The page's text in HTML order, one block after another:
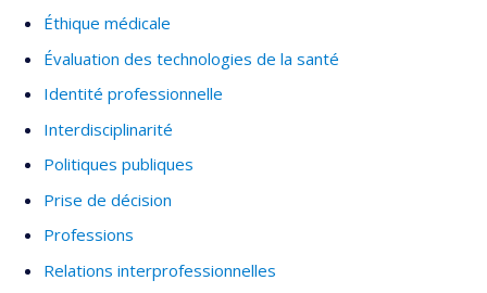
Éthique médicale
Évaluation des technologies de la santé
Identité professionnelle
Interdisciplinarité
Politiques publiques
Prise de décision
Professions
Relations interprofessionnelles